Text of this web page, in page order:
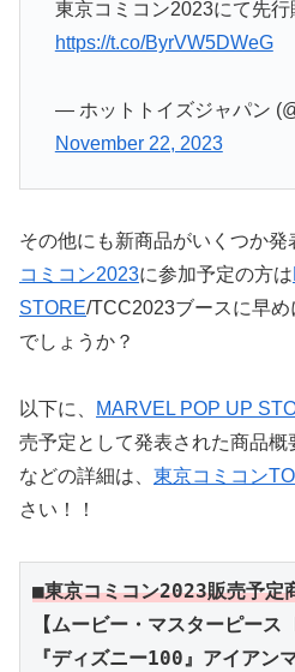
東京コミコン2023にて先行
https://t.co/ByrVW5DWeG
— ホットトイズジャパン
November 22, 2023
その他にも新商品がいくつか発
コミコン2023に参加予定の方は
STORE/TCC2023ブースに早
でしょうか？
以下に、 MARVEL POP UP
売予定として発表された商品
などの詳細は、 東京コミコン
さい！！
■東京コミコン2023販売予定
【ムービー・マスターピース
『ディズニー100』アイアン